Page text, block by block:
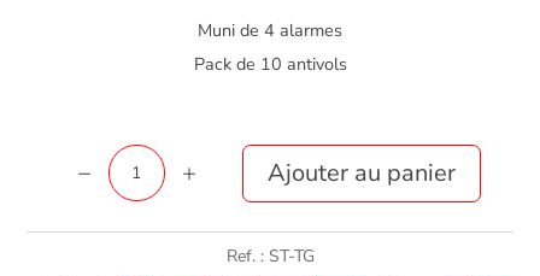
Muni de 4 alarmes
Pack de 10 antivols
quantité
de
Strap
Ajouter au panier
Ref. : ST-TG